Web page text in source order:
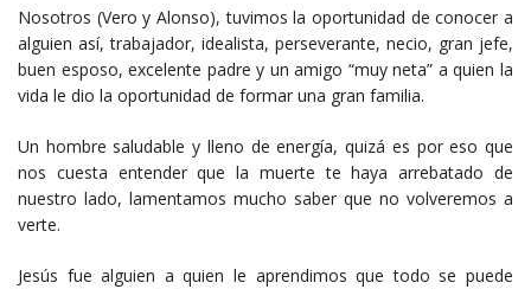
Nosotros (Vero y Alonso), tuvimos la oportunidad de conocer a
alguien así, trabajador, idealista, perseverante, necio, gran jefe,
buen esposo, excelente padre y un amigo “muy neta” a quien la
vida le dio la oportunidad de formar una gran familia.
Un hombre saludable y lleno de energía, quizá es por eso que
nos cuesta entender que la muerte te haya arrebatado de
nuestro lado, lamentamos mucho saber que no volveremos a
verte.
Jesús fue alguien a quien le aprendimos que todo se puede